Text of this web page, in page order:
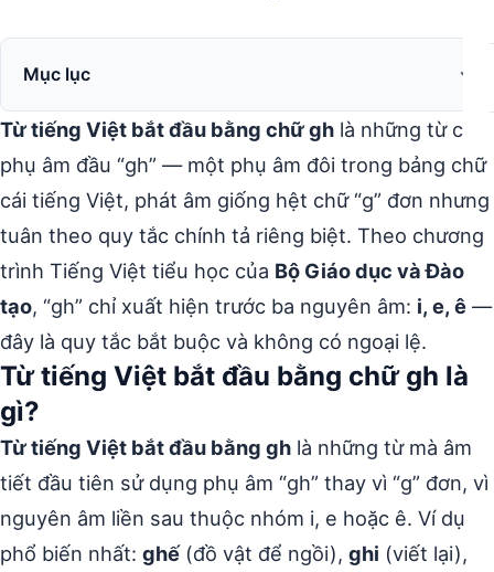
Mục lục
Từ tiếng Việt bắt đầu bằng chữ gh là những từ có
phụ âm đầu “gh” — một phụ âm đôi trong bảng chữ
cái tiếng Việt, phát âm giống hệt chữ “g” đơn nhưng
tuân theo quy tắc chính tả riêng biệt. Theo chương
trình Tiếng Việt tiểu học của Bộ Giáo dục và Đào
tạo, “gh” chỉ xuất hiện trước ba nguyên âm: i, e, ê —
đây là quy tắc bắt buộc và không có ngoại lệ.
Từ tiếng Việt bắt đầu bằng chữ gh là
gì?
Từ tiếng Việt bắt đầu bằng gh là những từ mà âm
tiết đầu tiên sử dụng phụ âm “gh” thay vì “g” đơn, vì
nguyên âm liền sau thuộc nhóm i, e hoặc ê. Ví dụ
phổ biến nhất: ghế(đồ vật để ngồi), ghi (viết lại),